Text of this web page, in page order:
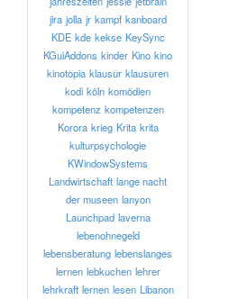
jira jolla jr kampf kanboard
KDE kde kekse KeySync
KGuiAddons kinder Kino kino
kinotopia klausur klausuren
kodi köln komödien
kompetenz kompetenzen
Korora krieg Krita krita
kulturpsychologie
KWindowSystems
Landwirtschaft lange nacht
der museen lanyon
Launchpad laverna
lebenohnegeld
lebensberatung lebenslanges
lernen lebkuchen lehrer
lehrkraft lernen lesen Libanon